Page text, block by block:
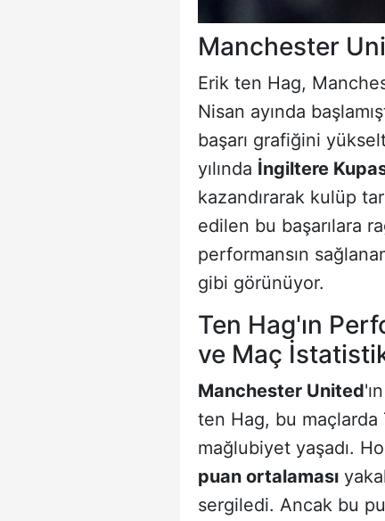
Manchester
Erik ten Hag,
Nisan ayında
başarı grafiğini
yılında İngiltere
kazandırarak kulüp
edilen bu başarılara
performansın
gibi görünüyor.
Ten Hag'ın
ve Maç
Manchester United
ten Hag, bu
mağlubiyet yaşadı.
puan ortalaması
sergiledi. Ancak bu